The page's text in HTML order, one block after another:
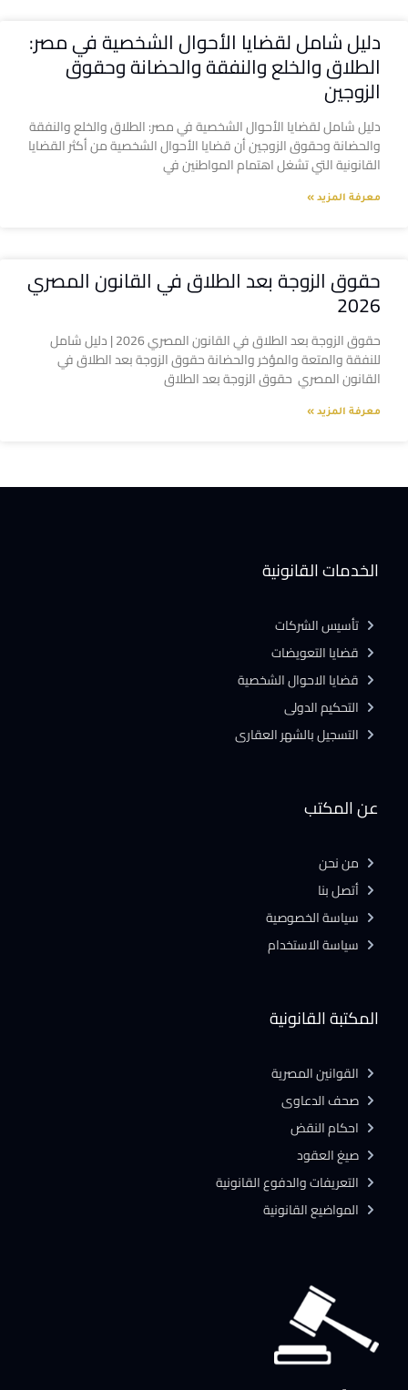
دليل شامل لقضايا الأحوال الشخصية في مصر:
الطلاق والخلع والنفقة والحضانة وحقوق
الزوجين
دليل شامل لقضايا الأحوال الشخصية في مصر: الطلاق والخلع والنفقة
والحضانة وحقوق الزوجين أن قضايا الأحوال الشخصية من أكثر القضايا
القانونية التي تشغل اهتمام المواطنين في
معرفة المزيد »
حقوق الزوجة بعد الطلاق في القانون المصري
2026
حقوق الزوجة بعد الطلاق في القانون المصري 2026 | دليل شامل
للنفقة والمتعة والمؤخر والحضانة حقوق الزوجة بعد الطلاق في
القانون المصري حقوق الزوجة بعد الطلاق
معرفة المزيد »
المكتبة القانونية
القوانين المصرية
صحف الدعاوى
احكام النقض
صيغ العقود
التعريفات والدفوع القانونية
المواضيع القانونية
عن المكتب
من نحن
أتصل بنا
سياسة الخصوصية
سياسة الاستخدام
الخدمات القانونية
تأسيس الشركات
قضايا التعويضات
قضايا الاحوال الشخصية
التحكيم الدولى
التسجيل بالشهر العقارى